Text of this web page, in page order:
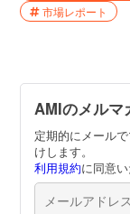
市場レポート
AMIのメルマ
定期的にメール
けします。
利用規約に同意